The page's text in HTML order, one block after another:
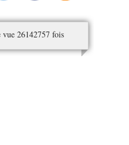
vue 26142757 fois